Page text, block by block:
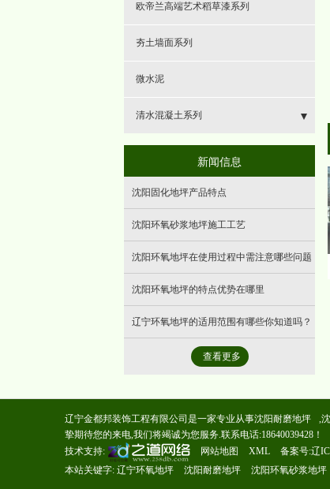
欧帝兰高端艺术稻草漆系列
夯土墙面系列
微水泥
清水混凝土系列
新闻信息
沈阳固化地坪产品特点
沈阳环氧砂浆地坪施工工艺
沈阳环氧地坪在使用过程中需注意哪些问题
沈阳环氧地坪的特点优势在哪里
辽宁环氧地坪的适用范围有哪些你知道吗？
查看更多
辽宁金都邦装饰工程有限公司是一家专业从事沈阳耐磨地坪 ,
挚期待您的来电,我们将竭诚为您服务.联系电话:18640039428！
技术支持:
网站地图 XML 备案号:辽
本站关键字: 辽宁环氧地坪 沈阳耐磨地坪 沈阳环氧砂浆地坪